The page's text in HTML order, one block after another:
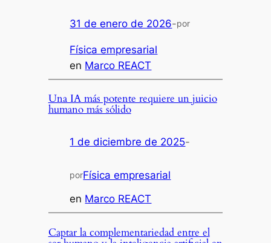
31 de enero de 2026-por
Física empresarial
en Marco REACT
Una IA más potente requiere un juicio
humano más sólido
1 de diciembre de 2025-
porFísica empresarial
en Marco REACT
Captar la complementariedad entre el